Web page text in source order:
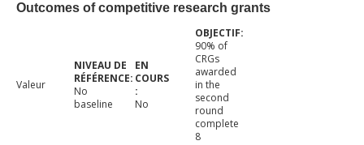
Outcomes of competitive research grants
Valeur
No
baseline
No
90% of
CRGs
awarded
in the
second
round
complete
8